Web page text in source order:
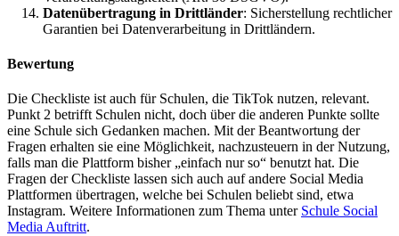
Datenübertragung in Drittländer: Sicherstellung rechtlicher
Garantien bei Datenverarbeitung in Drittländern.
Bewertung
Die Checkliste ist auch für Schulen, die TikTok nutzen, relevant.
Punkt 2 betrifft Schulen nicht, doch über die anderen Punkte sollte
eine Schule sich Gedanken machen. Mit der Beantwortung der
Fragen erhalten sie eine Möglichkeit, nachzusteuern in der Nutzung,
falls man die Plattform bisher „einfach nur so“ benutzt hat. Die
Fragen der Checkliste lassen sich auch auf andere Social Media
Plattformen übertragen, welche bei Schulen beliebt sind, etwa
Instagram. Weitere Informationen zum Thema unter Schule Social
Media Auftritt.